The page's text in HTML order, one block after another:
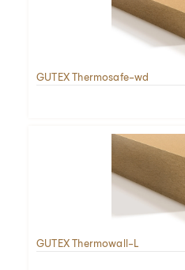
GUTEX Thermosafe-wd
GUTEX Thermowall-L